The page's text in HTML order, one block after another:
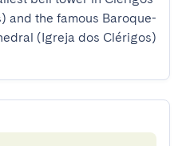
and the famous Baroque-
(Igreja dos Clérigos)